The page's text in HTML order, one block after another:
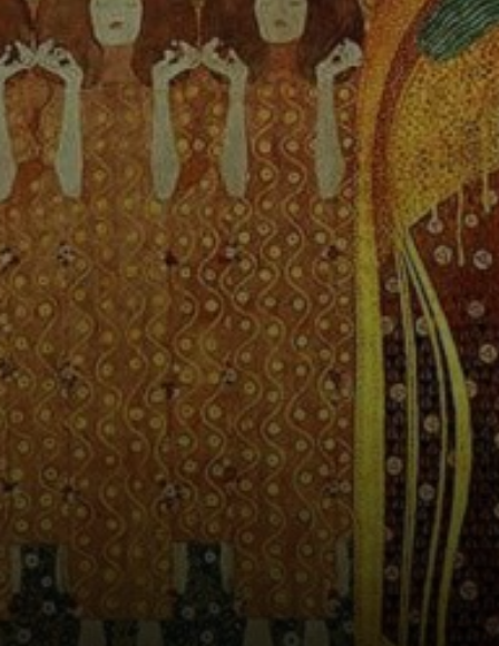
Nascido em 1862,
em Baumgarten,
um subúrbio de
Viena, Klimt foi o
filho de um
gravador de metal
e uma cantora
vienense de baixa
classe social.